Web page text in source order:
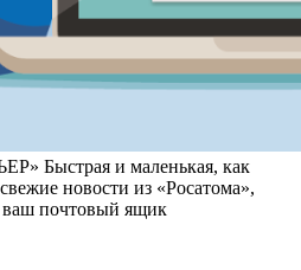
Быстрая и маленькая, как
новости из «Росатома»,
почтовый ящик